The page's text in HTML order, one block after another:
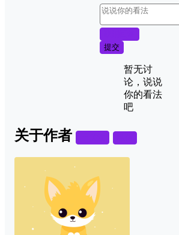
提交
暂无讨
论，说说
你的看法
吧
关于作者